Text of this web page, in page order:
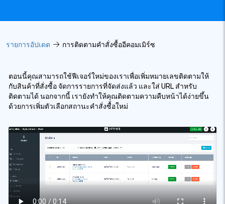
รายการอัปเดต การติดตามคำสั่งซื้ออีคอมเมิร์ซ
ตอนนี้คุณสามารถใช้ฟีเจอร์ใหม่ของเราเพื่อเพิ่มหมายเลขติดตามให้
กับสินค้าที่สั่งซื้อ จัดการรายการที่จัดส่งแล้ว และใส่ URL สำหรับ
ติดตามได้ นอกจากนี้ เรายังทำให้คุณติดตามความคืบหน้าได้ง่ายขึ้น
ด้วยการเพิ่มตัวเลือกสถานะคำสั่งซื้อใหม่